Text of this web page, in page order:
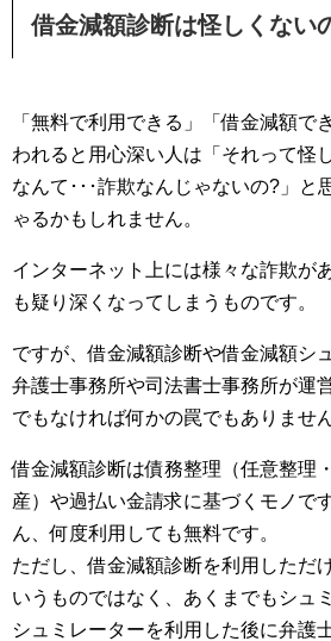
借金減額診断は怪しくない
「無料で利用できる」「借金減額で
われると用心深い人は「それって怪
なんて･･･詐欺なんじゃないの?」と
ゃるかもしれません。
インターネット上には様々な詐欺が
も疑り深くなってしまうものです。
ですが、借金減額診断や借金減額シ
弁護士事務所や司法書士事務所が運
でもなければ何かの罠でもありません
借金減額診断は債務整理（任意整理
産）や過払い金請求に基づくモノで
ん、何度利用しても無料です。
ただし、借金減額診断を利用しただ
いうものではなく、あくまでもシュ
シュミレーターを利用した後に弁護